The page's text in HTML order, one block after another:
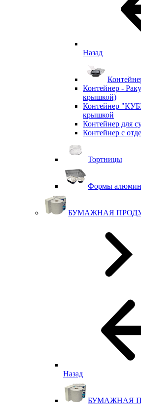
Назад
Контейнер -
крышкой)
Контейнер
крышкой
Контейнер для
Контейнер с
Тортницы
Формы
БУМАЖНАЯ
Назад
БУМАЖНАЯ